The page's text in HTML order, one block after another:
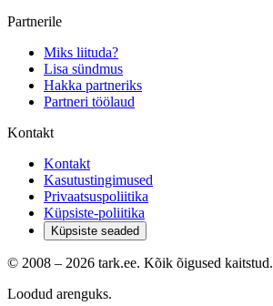
Partnerile
Miks liituda?
Lisa sündmus
Hakka partneriks
Partneri töölaud
Kontakt
Kontakt
Kasutustingimused
Privaatsuspoliitika
Küpsiste-poliitika
Küpsiste seaded
© 2008 – 2026 tark.ee. Kõik õigused kaitstud.
Loodud arenguks.